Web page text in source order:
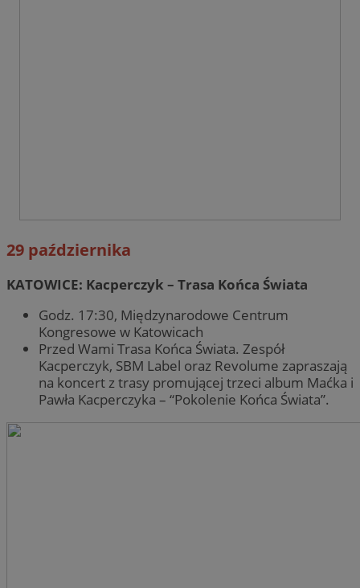
29 października
KATOWICE: Kacperczyk – Trasa Końca Świata
Godz. 17:30, Międzynarodowe Centrum
Kongresowe w Katowicach
Przed Wami Trasa Końca Świata. Zespół
Kacperczyk, SBM Label oraz Revolume zapraszają
na koncert z trasy promującej trzeci album Maćka i
Pawła Kacperczyka – “Pokolenie Końca Świata”.